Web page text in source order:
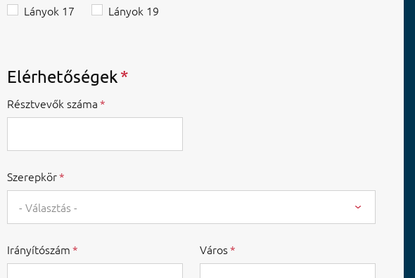
Lányok 17 Lányok 19
Elérhetőségek
Résztvevők száma
Szerepkör
- Választás -
Irányítószám Város